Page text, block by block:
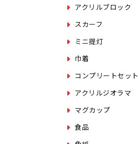
アクリルブロック
スカーフ
ミニ提灯
巾着
コンプリートセット
アクリルジオラマ
マグカップ
食品